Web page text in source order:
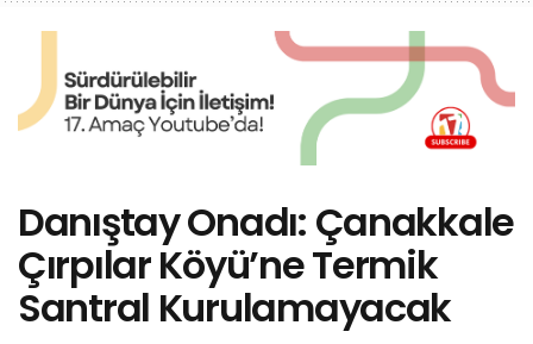
Danıştay Onadı: Çanakkale
Çırpılar Köyü’ne Termik
Santral Kurulamayacak